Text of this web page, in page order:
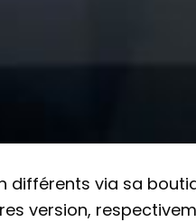
via sa
version,